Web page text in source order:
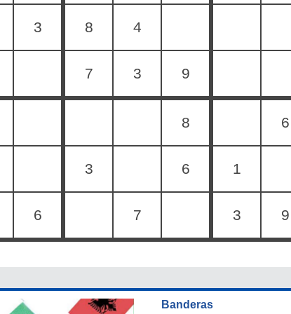
3 8 4
7 3 9
8 6
3 6 1
6 7 3 9
Banderas